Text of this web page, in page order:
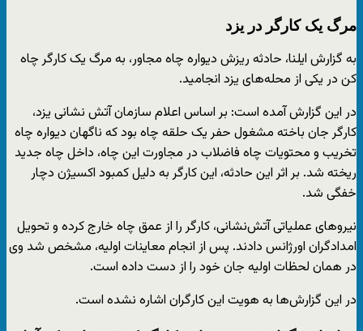
مرگ یک کارگر در یزد
به گزارش ایلنا، حادثه ریزش دیواره چاه مجاور، به مرگ یک کارگر چاه
کن در یکی از محله‌های یزد انجامید.
در این گزارش آمده است: بر اساس اعلام سازمان آتش نشانی یزد،
کارگر جان باخته مشغول حفر یک حلقه چاه بود که ناگهان دیواره چاه
تخریب و محتویات چاه فاضلاب در مجاورت این چاه، داخل چاه جدید
ریخته شد. بر اثر این حادثه، این کارگر به دلیل کمبود اکسیژن دچار
خفگی شد.
نیروهای عملیاتی آتش‌نشانی، کارگر را از عمق چاه خارج کرده و تحویل
امدادگران اورژانس دادند. پس از انجام معاینات اولیه، مشخص شد وی
در همان لحظات اولیه جان خود را از دست داده است.
در این گزارش‌ها به هویت این کارگران اشاره نشده است.